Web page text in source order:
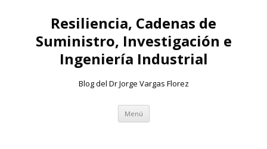
Resiliencia, Cadenas de
Suministro, Investigación e
Ingeniería Industrial
Blog del Dr Jorge Vargas Florez
Menú Ir
contenido